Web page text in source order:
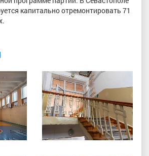
капитально отремонтировать 71